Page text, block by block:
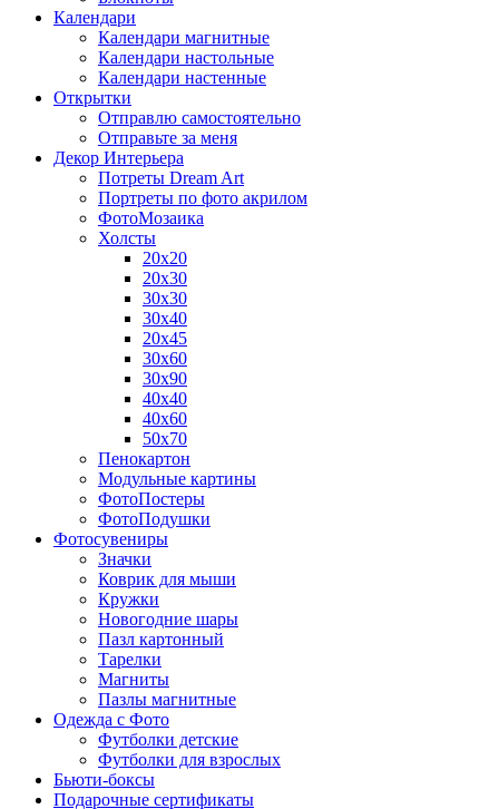
Календари
Календари магнитные
Календари настольные
Календари настенные
Открытки
Отправлю самостоятельно
Отправьте за меня
Декор Интерьера
Потреты Dream Art
Портреты по фото акрилом
ФотоМозаика
Холсты
20х20
20х30
30х30
30х40
20х45
30х60
30х90
40х40
40х60
50х70
Пенокартон
Модульные картины
ФотоПостеры
ФотоПодушки
Фотоcувениры
Значки
Коврик для мыши
Кружки
Новогодние шары
Пазл картонный
Тарелки
Магниты
Пазлы магнитные
Одежда с Фото
Футболки детские
Футболки для взрослых
Бьюти-боксы
Подарочные сертификаты